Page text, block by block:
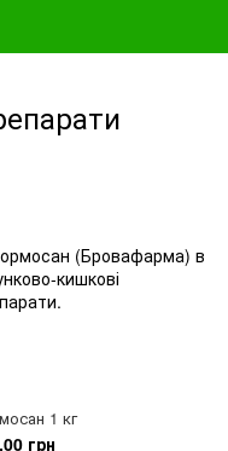
1 кг
грн